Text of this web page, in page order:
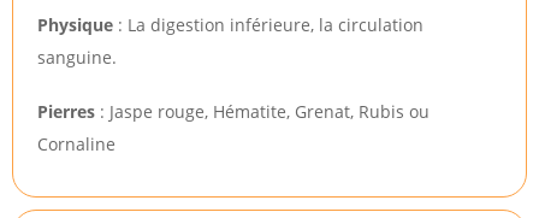
Physique : La digestion inférieure, la circulation
sanguine.
Pierres : Jaspe rouge, Hématite, Grenat, Rubis ou
Cornaline